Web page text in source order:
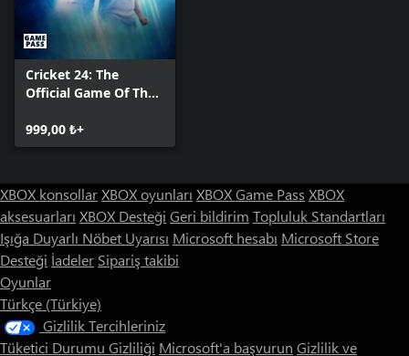
Cricket 24: The
Official Game Of The
999,00 ₺+
XBOX konsollarXBOX oyunları XBOX Game Pass XBOX
aksesuarları XBOX Desteği Geri bildirim Topluluk Standartları
Işığa Duyarlı Nöbet Uyarısı Microsoft hesabı Microsoft Store
Desteği İadeler Sipariş takibi
Oyunlar
Türkçe (Türkiye)
Gizlilik Tercihleriniz
Tüketici Durumu Gizliliği Microsoft'a başvurun Gizlilik ve